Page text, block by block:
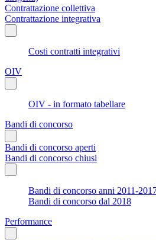
Contrattazione collettiva
Contrattazione integrativa
Costi contratti integrativi
OIV
OIV - in formato tabellare
Bandi di concorso
Bandi di concorso aperti
Bandi di concorso chiusi
Bandi di concorso anni 2011-
Bandi di concorso dal 2018
Performance